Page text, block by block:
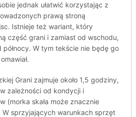
jednak ułatwić korzystając z
prawą stroną
Istnieje też wariant, który
część grani i zamiast od wschodu,
W tym tekście nie będę go
Grani zajmuje około 1,5 godziny,
zależności od kondycji i
(morka skała może znacznie
W sprzyjających warunkach sprzęt